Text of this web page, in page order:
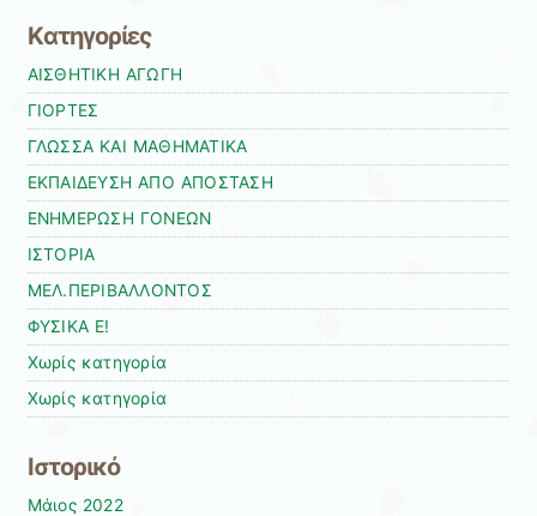
Kατηγορίες
ΑΙΣΘΗΤΙΚΗ ΑΓΩΓΗ
ΓΙΟΡΤΕΣ
ΓΛΩΣΣΑ ΚΑΙ ΜΑΘΗΜΑΤΙΚΑ
ΕΚΠΑΙΔΕΥΣΗ ΑΠΟ ΑΠΟΣΤΑΣΗ
ΕΝΗΜΕΡΩΣΗ ΓΟΝΕΩΝ
ΙΣΤΟΡΙΑ
ΜΕΛ.ΠΕΡΙΒΑΛΛΟΝΤΟΣ
ΦΥΣΙΚΑ Ε!
Χωρίς κατηγορία
Χωρίς κατηγορία
Ιστορικό
Μάιος 2022